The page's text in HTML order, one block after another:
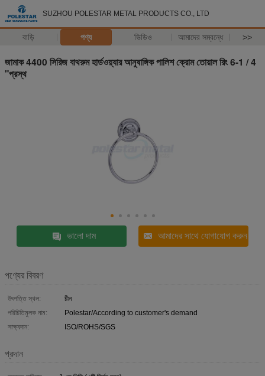
SUZHOU POLESTAR METAL PRODUCTS CO., LTD
বাড়ি পণ্য ভিডিও আমাদের সম্বন্ধে >>
জামাক 4400 সিরিজ বাথরুম হার্ডওয়্যার আনুষাঙ্গিক পালিশ ক্রোম তোয়াল রিং 6-1 / 4
"প্রস্থ
ভালো দাম আমাদের সাথে যোগাযোগ করুন
পণ্যের বিবরণ
উৎপত্তি স্থল:
চীন
পরিচিতিমুলক নাম:
Polestar/According to customer's demand
সাক্ষ্যদান:
ISO/ROHS/SGS
প্রদান